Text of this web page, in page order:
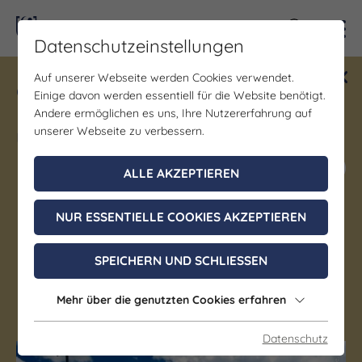
Gewinne ein Blind Date mit Saale-
Unstrut! Teilnahme vom 1.7. - 18.12.
möglich.
Jetzt mitmachen
Autofähre Brucke-
Rothenburg
Wettin-Löbejün OT Rothenburg
Datenschutzeinstellungen
Auf unserer Webseite werden Cookies verwendet.
Einige davon werden essentiell für die Website benötigt.
Andere ermöglichen es uns, Ihre Nutzererfahrung auf
unserer Webseite zu verbessern.
ALLE AKZEPTIEREN
NUR ESSENTIELLE COOKIES AKZEPTIEREN
SPEICHERN UND SCHLIESSEN
Mehr über die genutzten Cookies erfahren
Datenschutz